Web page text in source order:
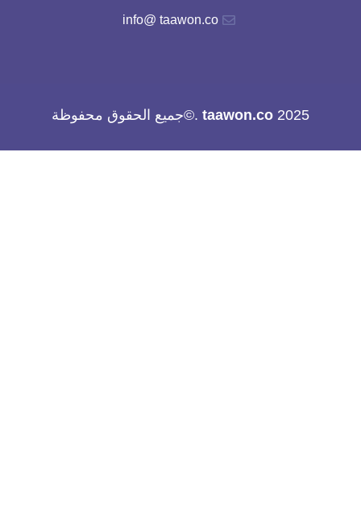
info@ taawon.co
2025
taawon.co.©جميع الحقوق محفوظة